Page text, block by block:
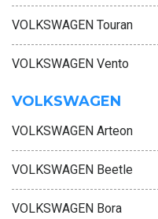
VOLKSWAGEN Touran
VOLKSWAGEN Vento
VOLKSWAGEN
VOLKSWAGEN Arteon
VOLKSWAGEN Beetle
VOLKSWAGEN Bora